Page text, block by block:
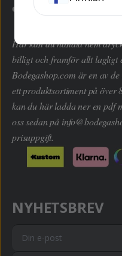
Här kan du handla hem
billigt och framför allt lagligt
Bodegashop.com är en av
ett produktsortiment på över
kan du här ladda ner en pdf
oss sedan på
prisuppgift.
NYHETSBREV